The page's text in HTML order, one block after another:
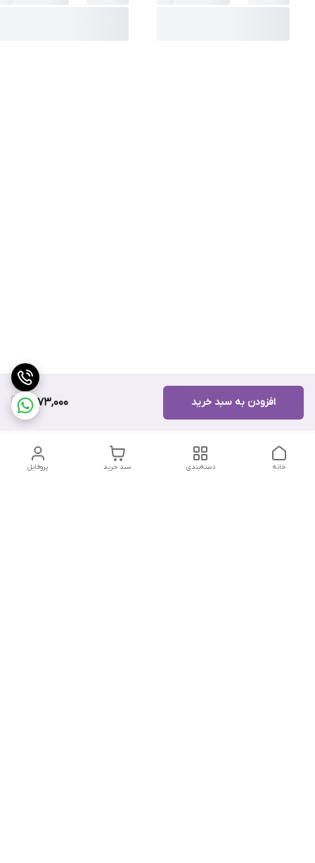
9,973,000 افزودن به سبد خرید
پروفایل سبد خرید دسته‌بندی خانه